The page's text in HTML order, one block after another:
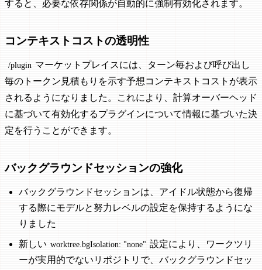
すると、必要な依存関係が自動的に強制有効化されます。
コンテキストコストの透明性
/plugin マーケットプレイスには、ターン毎および呼び出し
毎のトークン見積もりを示す予想コンテキストコストが表示
されるようになりました。これにより、計算オーバーヘッド
に基づいて有効化するプラグインについて情報に基づいた決
定を行うことができます。
バックグラウンドセッションの強化
バックグラウンドセッションは、アイドル状態から復帰
する際にモデルと努力レベルの設定を保持するようにな
りました
新しい worktree.bgIsolation: "none" 設定により、ワークツリ
ーが実用的でないリポジトリで、バックグラウンドセッ